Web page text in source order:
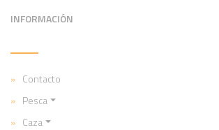
INFORMACIÓN
Contacto
Pesca
Caza